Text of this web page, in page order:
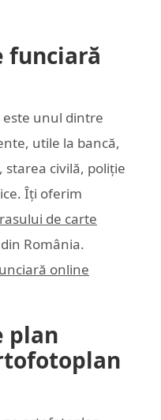
funciară
unul dintre
utile la bancă,
civilă, poliție
Îți oferim
de carte
România.
online
plan